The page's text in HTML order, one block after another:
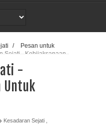
/
Pesan untuk
Sejati - Kebijaksanaan
-
Untuk
Kesadaran Sejati